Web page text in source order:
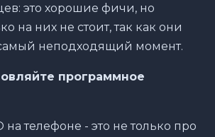
это хорошие фичи, но
на них не стоит, так как они
неподходящий момент.
программное
телефоне - это не только про